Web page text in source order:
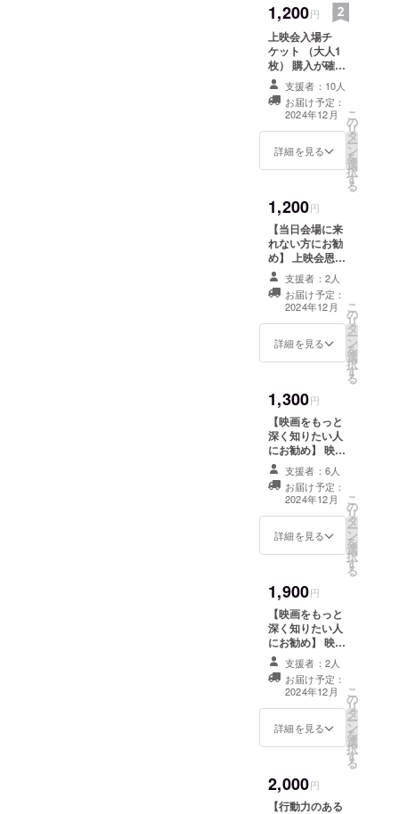
ジェクト終了後
にメールでデー
タをお送りくだ
さい。 ※【クレ
ジット掲載】
（1,000円 /
10,000円）のリ
ターン内容は同
映会終了後にご
記入いただいた
メールアドレス
にレポートをお
送りします。
1,200円
上映会入場チ
ケット （大人1
枚） 購入が確認
できる画面や印
刷物を受付でお
示しください。
上映会終了後に
レポートをお送
りします。 お送
レス」の欄にご
記入いただいた
メールアドレス
宛となります。
上映会は1回目は
12月15日、2回
目は1月13日の
開催予定です。
このチケット
で、1回目、2回
目いずれかに入
場できます。
支援者：10人
お届け予定：
2024年12月
詳細を見る
こ
の
リ
タ
ー
ン
を
選
択
す
る
1,200円
【当日会場に来
れない方にお勧
め】 上映会恩送
りチケット1枚分
障害のある方や
介助者に無料で
鑑賞していただ
く費用にしま
す。 鑑賞いただ
をお送りしま
す。 万一、感想
が集まらない場
合は主催者より
お礼メールをお
送りします。 上
映会終了後にレ
ポートをお送り
します。 お送り
先は支援の際に
ご入力いただく
「メールアドレ
入いただいた
メールアドレス
宛となります。
支援者：2人
お届け予定：
2024年12月
詳細を見る
こ
の
リ
タ
ー
ン
を
選
択
す
る
1,300円
【映画をもっと
深く知りたい人
にお勧め】 映画
「ノルマル17
歳。」撮影時の
決定稿シナリオ
（PDF版） 消費
税込み 上映会終
了後にレポート
力いただく
「メールアドレ
ス」の欄にご記
入いただいた
メールアドレス
宛となります。
支援者：6人
お届け予定：
2024年12月
詳細を見る
こ
の
リ
タ
ー
ン
を
選
択
す
る
1,900円
【映画をもっと
深く知りたい人
にお勧め】 映画
「ノルマル17
歳。」撮影時の
決定稿シナリオ
製本版 ・送料・
消費税込み お送
り先は支援の際
宛先となりま
す。 上映会終了
支援者：2人
お届け予定：
2024年12月
詳細を見る
こ
の
リ
タ
ー
ン
を
選
択
す
る
2,000円
【行動力のある